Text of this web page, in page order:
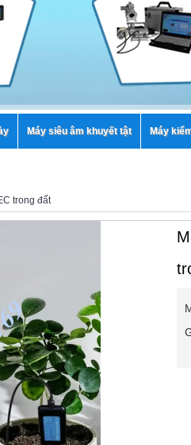
Máy siêu âm khuyết tật Máy
trong đất